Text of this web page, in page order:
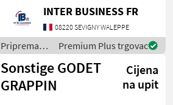
Priprema/ obrada tla
(plugovi, kultivatori,
tanjurače i dr.) Roto drljače,
tanjura
INTER BUSINESS FR
08220 SEVIGNY WALEPPE
Priprema/
obrada tla
(plugovi,
kultivatori,
tanjurače i
Premium Plus trgovac
Sonstige GODET
GRAPPIN
Cijena
na upit